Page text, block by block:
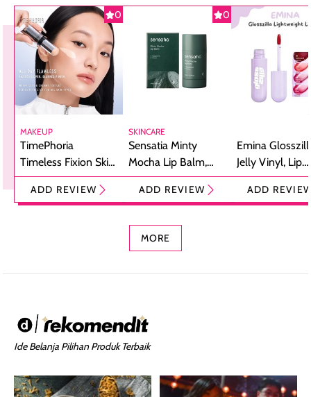
0
MAKEUP
TimePhoria
Timeless Fixion Skin
Tint Stick,
Foundation dan
ADD REVIEW
0
SKINCARE
Sensatia Minty
Mocha Lip Balm,
Pelembap Bibir
dengan Aroma
ADD REVIEW
Emina
Jelly Vinyl, Lip
Cream Glossy
Ringan
ADD
MORE
Ide Belanja Pilihan Produk Terbaik